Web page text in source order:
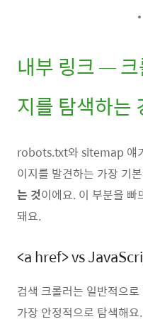
내부 링크 —
지를 탐색하는
robots.txt와 sitemap 얘
이지를 발견하는 가장 기
는 것이에요. 이 부분을
돼요.
<a href> vs
검색 크롤러는 일반적으
가장 안정적으로 탐색해